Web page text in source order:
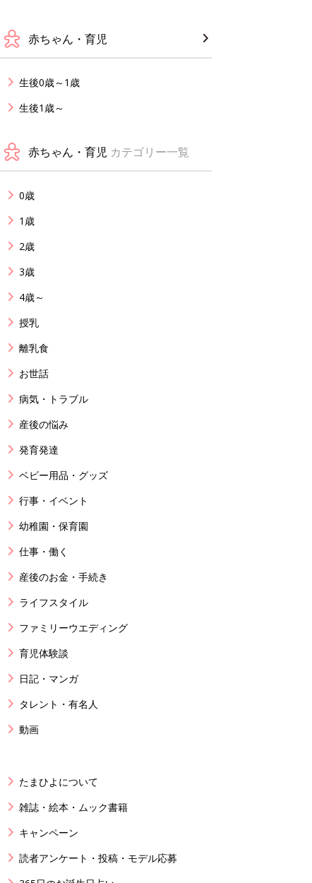
赤ちゃん・育児
生後0歳～1歳
生後1歳～
赤ちゃん・育児 カテゴリー一覧
0歳
1歳
2歳
3歳
4歳～
授乳
離乳食
お世話
病気・トラブル
産後の悩み
発育発達
ベビー用品・グッズ
行事・イベント
幼稚園・保育園
仕事・働く
産後のお金・手続き
ライフスタイル
ファミリーウエディング
育児体験談
日記・マンガ
タレント・有名人
動画
たまひよについて
雑誌・絵本・ムック書籍
キャンペーン
読者アンケート・投稿・モデル応募